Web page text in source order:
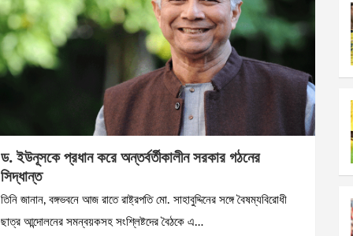
ড. ইউনূসকে প্রধান করে অন্তর্বর্তীকালীন সরকার গঠনের
সিদ্ধান্ত
তিনি জানান, বঙ্গভবনে আজ রাতে রাষ্ট্রপতি মো. সাহাবুদ্দিনের সঙ্গে বৈষম্যবিরোধী
ছাত্র আন্দোলনের সমন্বয়কসহ সংশ্লিষ্টদের বৈঠকে এ…